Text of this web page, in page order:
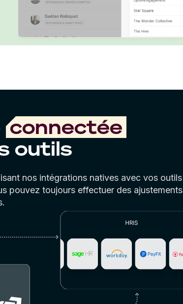
connectée
outils
nos intégrations natives avec vos outils
pouvez toujours effectuer des ajustements